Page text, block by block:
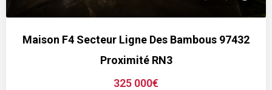
Maison F4 Secteur Ligne Des Bambous 97432
Proximité RN3
325 000€